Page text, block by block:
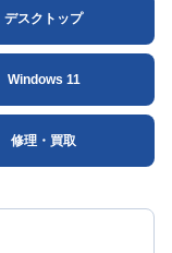
デスクトップ
Windows 11
修理・買取